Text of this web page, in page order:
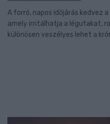
A forró, napos időjárás kedvez
amely irritálhatja a légutakat,
különösen veszélyes lehet a